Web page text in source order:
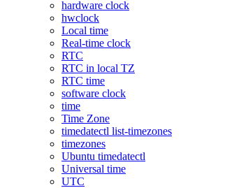
hardware clock
hwclock
Local time
Real-time clock
RTC
RTC in local TZ
RTC time
software clock
time
Time Zone
timedatectl list-timezones
timezones
Ubuntu timedatectl
Universal time
UTC